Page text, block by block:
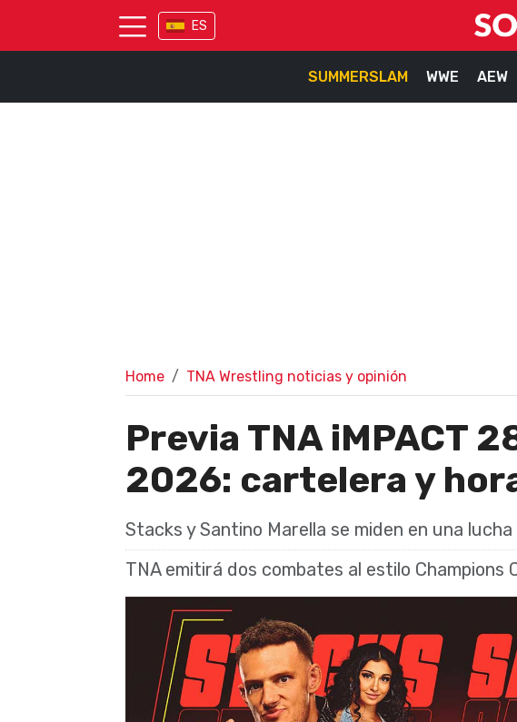
ES
SUMMERSLAM WWE AEW
Home TNA Wrestling noticias y opinión
Previa TNA iMPACT
2026: cartelera y
Stacks y Santino Marella se miden en una
TNA emitirá dos combates al estilo Champions